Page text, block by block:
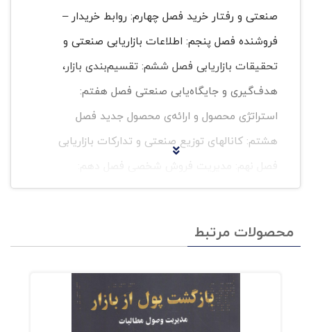
صنعتی و رفتار خرید فصل چهارم: روابط خریدار –
فروشنده فصل پنجم: اطلاعات بازاریابی صنعتی و
تحقیقات بازاریابی فصل ششم: تقسیم‌بندی بازار،
هدف‌گیری و جایگاه‌یابی صنعتی فصل هفتم:
استراتژی محصول و ارائه‌ی محصول جدید فصل
هشتم: کانالهای توزیع صنعتی و تدارکات بازاریابی
فصل نهم: مدیریت فروش شخصی فصل دهم:
ارتباطات بازاریابی؛ تبلیغات، ارتقای فروش،
استراتژیها و سیاستهای قیمت‌گذاری صنعتی فصل
بازاریابی صنعتی فصل سیزدهم: بازاریابی صنعتی از
طریق تجارت الکترونیک گفتنی آنکه دکتر محمدعلی
محصولات مرتبط